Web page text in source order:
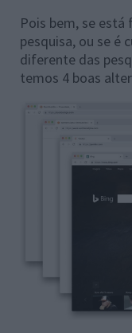
Pois bem, se
pesquisa, ou se é
diferente das
temos 4 boas